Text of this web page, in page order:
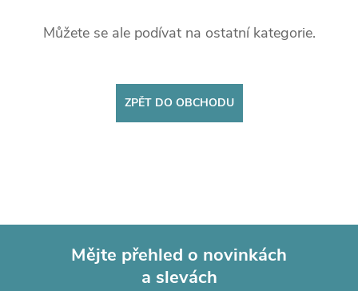
Můžete se ale podívat na ostatní kategorie.
ZPĚT DO OBCHODU
Mějte přehled o novinkách
a slevách